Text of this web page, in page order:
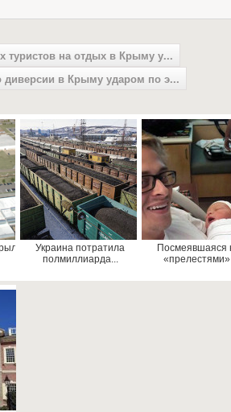
туристов на отдых в Крыму у...
диверсии в Крыму ударом по э...
Украина потратила
полмиллиарда...
Посмеявшаяся
«прелестями»